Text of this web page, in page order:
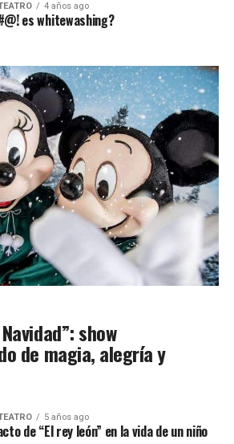
4 años ago
es whitewashing?
show
de magia, alegría y
5 años ago
de “El rey león” en la vida de un niño